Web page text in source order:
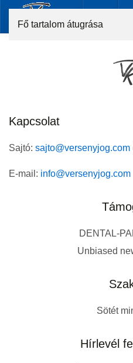
Fő tartalom átugrása
Kapcsolat
Sajtó: sajto@versenyjog.com
E-mail: info@versenyjog.com
DENTAL-
Unbiased
Sötét
Hírlevél